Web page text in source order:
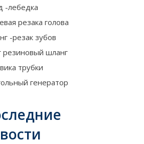
-лебедка
резака голова
-резак зубов
резиновый шланг
трубки
генератор
земснаряд